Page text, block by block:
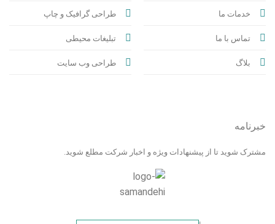
خدمات ما
تماس با ما
بلاگ
طراحی گرافیک و چاپ
تبلیغات محیطی
طراحی وب سایت
خبرنامه
مشترک شوید تا از پیشنهادات ویژه و اخبار شرکت مطلع شوید.